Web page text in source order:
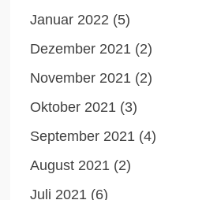
Januar 2022 (5)
Dezember 2021 (2)
November 2021 (2)
Oktober 2021 (3)
September 2021 (4)
August 2021 (2)
Juli 2021 (6)